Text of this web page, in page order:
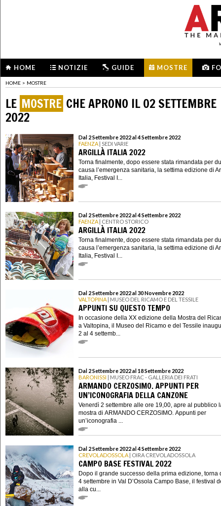
HOME NOTIZIE GUIDE MOSTRE
HOME > MOSTRE
LE MOSTRE CHE APRONO IL 02 SETTEMBRE
2022
Dal 2 Settembre 2022 al 4 Settembre 2022
FAENZA | SEDI VARIE
ARGILLÀ ITALIA 2022
Torna finalmente, dopo essere stata rimandata per
causa l’emergenza sanitaria, la settima edizione di
Italia, Festival I...
Dal 2 Settembre 2022 al 4 Settembre 2022
FAENZA | CENTRO STORICO
ARGILLÀ ITALIA 2022
Torna finalmente, dopo essere stata rimandata per
causa l’emergenza sanitaria, la settima edizione di
Italia, Festival I...
Dal 2 Settembre 2022 al 30 Novembre 2022
VALTOPINA | MUSEO DEL RICAMO E DEL TESSILE
APPUNTI SU QUESTO TEMPO
In occasione della XX edizione della Mostra del
a Valtopina, il Museo del Ricamo e del Tessile
2 al 4 settemb...
Dal 2 Settembre 2022 al 18 Settembre 2022
BARONISSI | MUSEO FRAC - GALLERIA DEI FRATI
ARMANDO CERZOSIMO. APPUNTI PER
UN’ICONOGRAFIA DELLA CANZONE
Venerdì 2 settembre alle ore 19,00, apre al pubblico
mostra di ARMANDO CERZOSIMO. Appunti per
un’iconografia ...
Dal 2 Settembre 2022 al 4 Settembre 2022
CREVOLADOSSOLA | OIRA CREVOLADOSSOLA
CAMPO BASE FESTIVAL 2022
Dopo il grande successo della prima edizione, torna
4 settembre in Val D’Ossola Campo Base, il festival
alla cu...